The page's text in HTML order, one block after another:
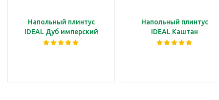
Напольный плинтус
IDEAL Дуб имперский
Напольный плинтус
IDEAL Каштан